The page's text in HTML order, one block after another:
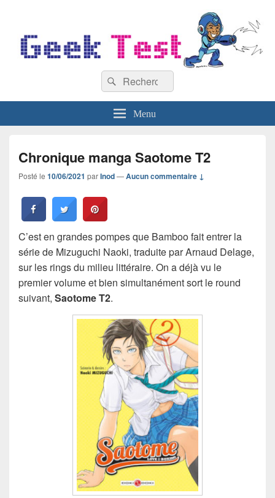
Recherche :
Rechercher
Menu
Chronique manga Saotome T2
Posté le 10/06/2021 parInod—Aucun commentaire ↓
C’est en grandes pompes que Bamboo fait entrer la
série de Mizuguchi Naoki, traduite par Arnaud Delage,
sur les rings du milieu littéraire. On a déjà vu le
premier volume et bien simultanément sort le round
suivant, Saotome T2.